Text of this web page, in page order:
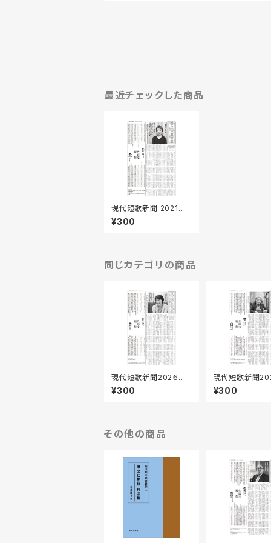
最近チェックした商品
現代短歌新聞 2021年1
1月号
¥300
同じカテゴリの商品
現代短歌新聞202６年
８月／173号
¥300
現代短歌新聞
月／171号
¥300
その他の商品